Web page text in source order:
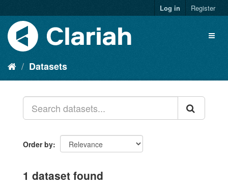
Log in Register
Datasets
Order by
1 dataset found